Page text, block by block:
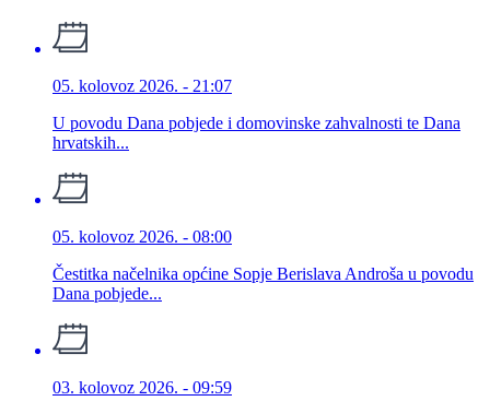
05. kolovoz 2026. - 21:07
U povodu Dana pobjede i domovinske zahvalnosti te Dana
hrvatskih...
05. kolovoz 2026. - 08:00
Čestitka načelnika općine Sopje Berislava Androša u povodu
Dana pobjede...
03. kolovoz 2026. - 09:59